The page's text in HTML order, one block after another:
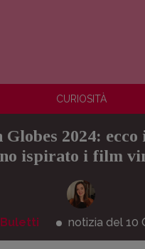
CURIOSITÀ
Globes 2024:
ispirato i film
notizia del 10